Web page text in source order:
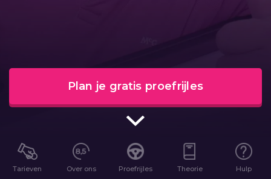
Plan je gratis proefrijles
Tarieven Over ons Proefrijles Theorie Hulp